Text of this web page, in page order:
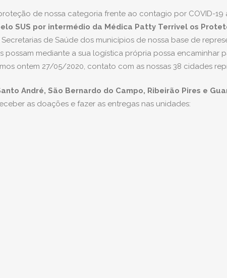
de nossa categoria frente ao contagio por COVID-19
SUS por intermédio da Médica Patty Terrivel os
de Saúde dos municípios de nossa base de
mediante a sua logística própria possa encaminhar
ontem 27/05/2020, contato com as nossas 38 cidades
André, São Bernardo do Campo, Ribeirão Pires e
as doações e fazer as entregas nas unidades: